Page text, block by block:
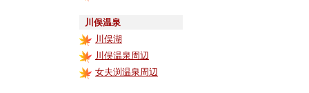
川俣温泉
川俣湖
川俣温泉周辺
女夫渕温泉周辺